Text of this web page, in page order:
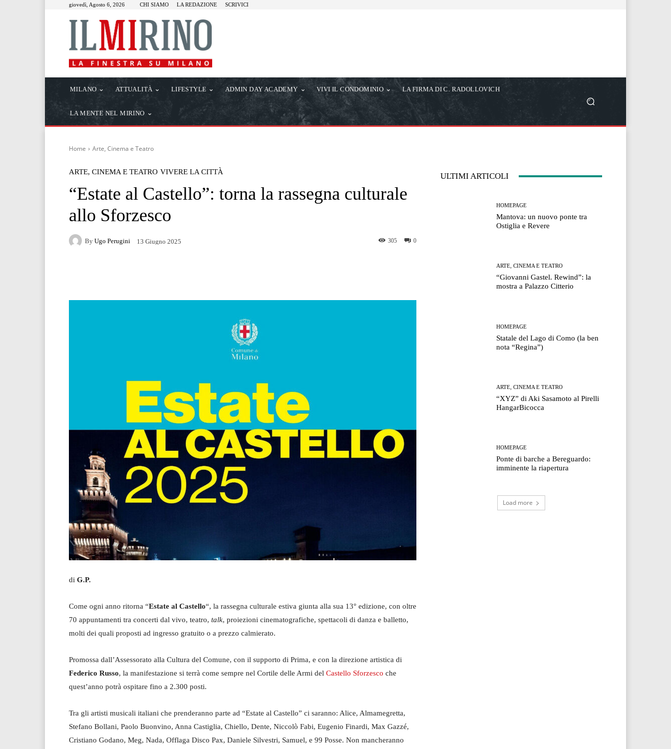
giovedì, Agosto 6, 2026 CHI SIAMO LA REDAZIONE SCRIVICI
MILANO ATTUALITÀ LIFESTYLE ADMIN DAY ACADEMY VIVI IL CONDOMINIO LA FIRMA DI C. RADOLLOVICH
LA MENTE NEL MIRINO
Home Arte, Cinema e Teatro
ARTE, CINEMA E TEATRO VIVERE LA CITTÀ
“Estate al Castello”: torna la rassegna culturale
allo Sforzesco
By Ugo Perugini 13 Giugno 2025 0
305
di G.P.
Come ogni anno ritorna “Estate al Castello“, la rassegna culturale estiva giunta alla sua 13° edizione, con oltre
70 appuntamenti tra concerti dal vivo, teatro, talk, proiezioni cinematografiche, spettacoli di danza e balletto,
molti dei quali proposti ad ingresso gratuito o a prezzo calmierato.
Promossa dall’Assessorato alla Cultura del Comune, con il supporto di Prima, e con la direzione artistica di
Federico Russo, la manifestazione si terrà come sempre nel Cortile delle Armi del Castello Sforzesco che
quest’anno potrà ospitare fino a 2.300 posti.
Tra gli artisti musicali italiani che prenderanno parte ad “Estate al Castello” ci saranno: Alice, Almamegretta,
Stefano Bollani, Paolo Buonvino, Anna Castiglia, Chiello, Dente, Niccolò Fabi, Eugenio Finardi, Max Gazzé,
Cristiano Godano, Meg, Nada, Offlaga Disco Pax, Daniele Silvestri, Samuel, e 99 Posse. Non mancheranno
ULTIMI ARTICOLI
HOMEPAGE
Mantova: un nuovo ponte tra
Ostiglia e Revere
ARTE, CINEMA E TEATRO
“Giovanni Gastel. Rewind”: la
mostra a Palazzo Citterio
HOMEPAGE
Statale del Lago di Como (la ben
nota “Regina”)
ARTE, CINEMA E TEATRO
“XYZ” di Aki Sasamoto al Pirelli
HangarBicocca
HOMEPAGE
Ponte di barche a Bereguardo:
imminente la riapertura
Load more